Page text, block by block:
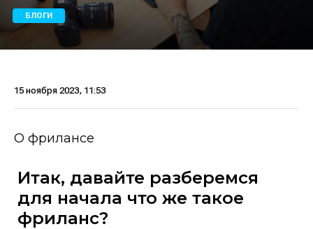
БЛОГИ
15 ноября 2023, 11:53
О фрилансе
Итак, давайте разберемся
для начала что же такое
фриланс?